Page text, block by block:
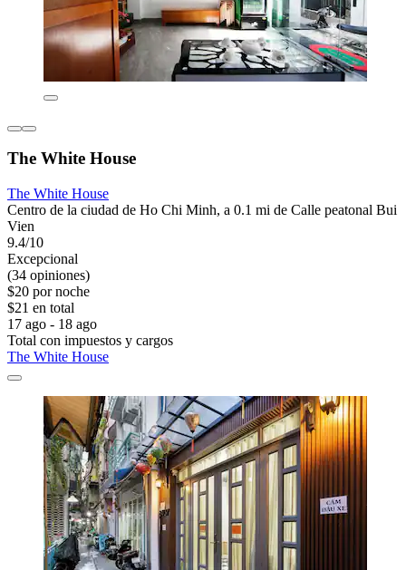
The White House
The White House
Centro de la ciudad de Ho Chi Minh, a 0.1 mi de Calle peatonal Bui
Vien
9.4/10
Excepcional
(34 opiniones)
$20 por noche
$21 en total
17 ago - 18 ago
Total con impuestos y cargos
The White House